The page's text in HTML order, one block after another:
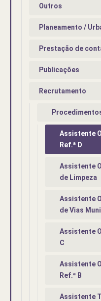
Outros
Planeamento /
Prestação de
Publicações
Recrutamento
Assistente
Ref.ª D
Assistente
de Limpeza
Assistente
de Vias
Assistente
C
Assistente
Ref.ª B
Assistente